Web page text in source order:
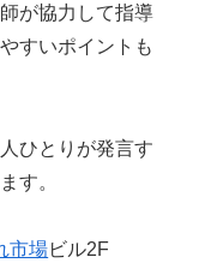
が協力して指導
すいポイントも
ひとりが発言す
す。
市場ビル2F